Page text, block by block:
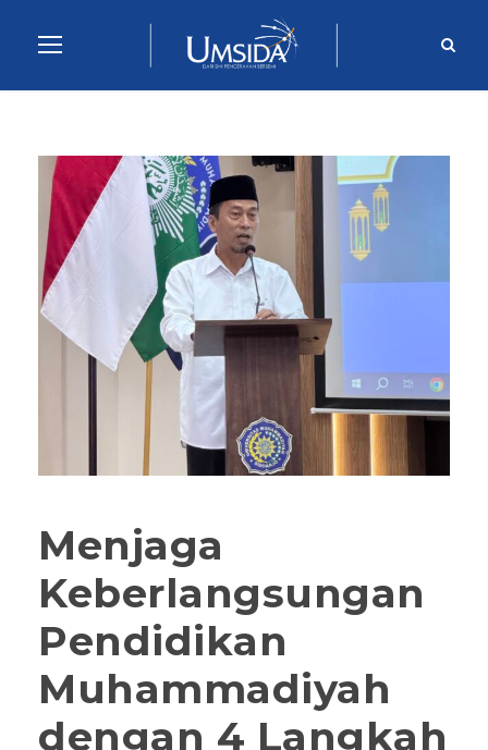
Menjaga
Keberlangsungan
Pendidikan
Muhammadiyah
dengan 4 Langkah